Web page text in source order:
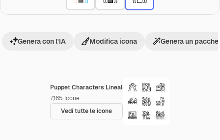
Puppet Characters Lineal
7,165 Icone
Vedi tutte le icone
Genera con l'IA Modifica icona Genera un